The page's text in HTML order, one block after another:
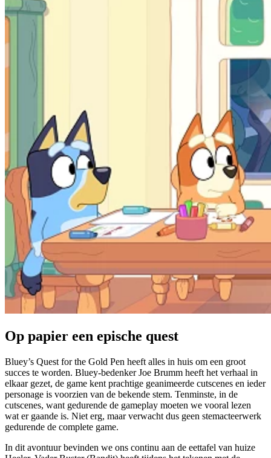
Op papier een epische quest
Bluey’s Quest for the Gold Pen heeft alles in huis om een groot
succes te worden. Bluey-bedenker Joe Brumm heeft het verhaal in
elkaar gezet, de game kent prachtige geanimeerde cutscenes en ieder
personage is voorzien van de bekende stem. Tenminste, in de
cutscenes, want gedurende de gameplay moeten we vooral lezen
wat er gaande is. Niet erg, maar verwacht dus geen stemacteerwerk
gedurende de complete game.
In dit avontuur bevinden we ons continu aan de eettafel van huize